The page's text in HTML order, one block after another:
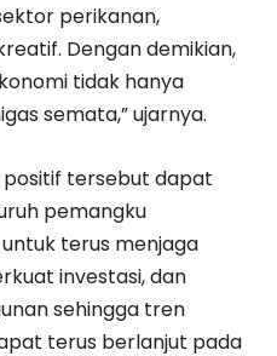
perikanan,
Dengan demikian,
tidak hanya
semata,” ujarnya.
tersebut dapat
pemangku
terus menjaga
investasi, dan
sehingga tren
terus berlanjut pada